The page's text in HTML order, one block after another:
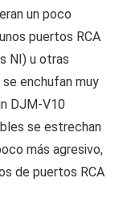
un poco
puertos RCA
NI) u otras
enchufan muy
DJM-V10
se estrechan
más agresivo,
de puertos RCA